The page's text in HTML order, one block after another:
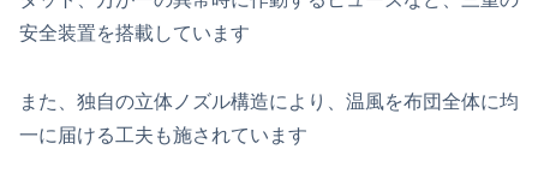
安全装置を搭載しています
また、独自の立体ノズル構造により、温風を布団全体に均
一に届ける工夫も施されています